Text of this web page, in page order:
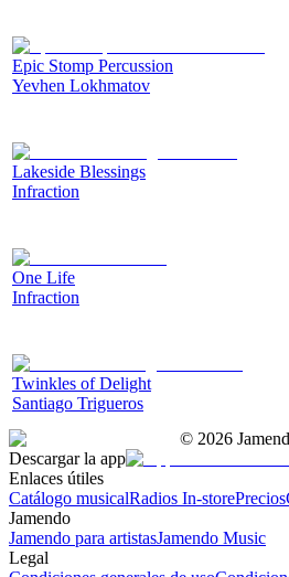
Epic Stomp Percussion
Yevhen Lokhmatov
Lakeside Blessings
Infraction
One Life
Infraction
Twinkles of Delight
Santiago Trigueros
© 2026
Descargar la app
Enlaces útiles
Catálogo musicalRadios In-storePrecios
Jamendo
Jamendo para artistasJamendo Music
Legal